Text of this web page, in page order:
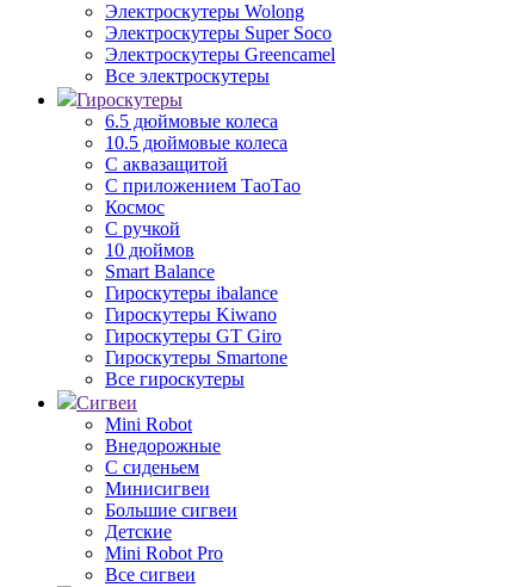
Электроскутеры Wolong
Электроскутеры Super Soco
Электроскутеры Greencamel
Все электроскутеры
Гироскутеры
6.5 дюймовые колеса
10.5 дюймовые колеса
С аквазащитой
С приложением ТаоТао
Космос
С ручкой
10 дюймов
Smart Balance
Гироскутеры ibalance
Гироскутеры Kiwano
Гироскутеры GT Giro
Гироскутеры Smartone
Все гироскутеры
Сигвеи
Mini Robot
Внедорожные
С сиденьем
Минисигвеи
Большие сигвеи
Детские
Mini Robot Pro
Все сигвеи